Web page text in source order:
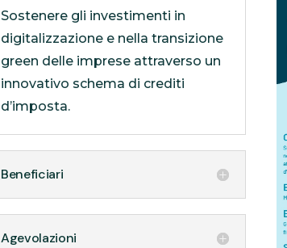
Sostenere gli investimenti in
digitalizzazione e nella transizione
green delle imprese attraverso un
innovativo schema di crediti
d’imposta.
Beneficiari
Agevolazioni